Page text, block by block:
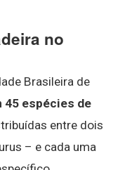
no
Brasileira de
45 espécies de
entre dois
– e cada uma